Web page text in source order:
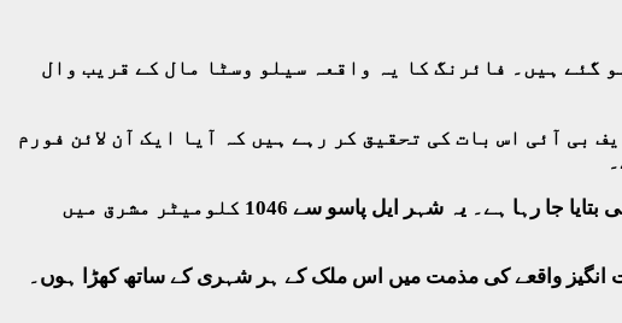
کے شہر ایل پاسو میں ایک شاپنگ مارٹ میں فائرنگ کے واقعے میں 20 افراد ہلاک اور 26 زخمی ہو گئے ہیں۔ فائرنگ کا یہ واقعہ سیلو وسٹا مال کے قریب وال
ایف بی آئی اس بات کی تحقیق کر رہے ہیں کہ آیا ایک آن لائن فورم
امریکی میڈیا میں اس شخص کی شناخت پیٹرک کروسئس کے نام سے ہوئی ہے جسے ڈیلس کے قریبی شہر ایلن کا رہائشی بتایا جا رہا ہے۔ یہ شہر ایل پاسو سے 1046 کلومیٹر مشرق میں
انگیز واقعے کی مذمت میں اس ملک کے ہر شہری کے ساتھ کھڑا ہوں۔